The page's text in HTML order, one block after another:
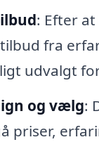
: Efter
fra
udvalgt
og vælg:
priser,